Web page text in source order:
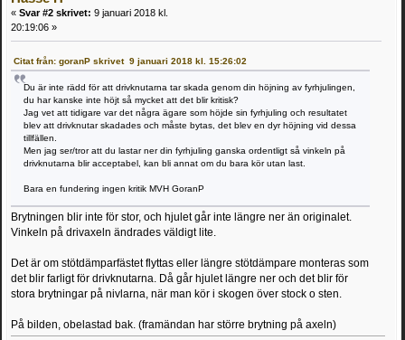
« Svar #2 skrivet: 9 januari 2018 kl.
20:19:06 »
Citat från: goranP skrivet 9 januari 2018 kl. 15:26:02
Du är inte rädd för att drivknutarna tar skada genom din höjning av fyrhjulingen,
du har kanske inte höjt så mycket att det blir kritisk?
Jag vet att tidigare var det några ägare som höjde sin fyrhjuling och resultatet
blev att drivknutar skadades och måste bytas, det blev en dyr höjning vid dessa
tillfällen.
Men jag ser/tror att du lastar ner din fyrhjuling ganska ordentligt så vinkeln på
drivknutarna blir acceptabel, kan bli annat om du bara kör utan last.
Bara en fundering ingen kritik MVH GoranP
Brytningen blir inte för stor, och hjulet går inte längre ner än originalet.
Vinkeln på drivaxeln ändrades väldigt lite.
Det är om stötdämparfästet flyttas eller längre stötdämpare monteras som
det blir farligt för drivknutarna. Då går hjulet längre ner och det blir för
stora brytningar på nivlarna, när man kör i skogen över stock o sten.
På bilden, obelastad bak. (framändan har större brytning på axeln)